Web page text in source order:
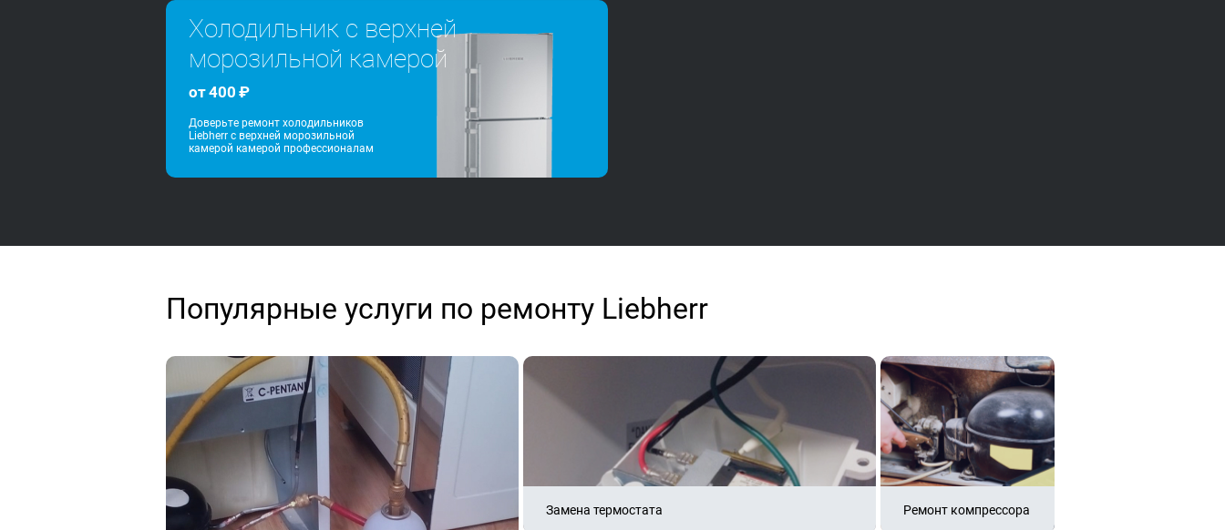
Холодильник с верхней
морозильной камерой
от400 ₽
Доверьте ремонт холодильников
Liebherr с верхней морозильной
камерой камерой профессионалам
Популярные услуги по ремонту Liebherr
Замена термостата Ремонт компрессора